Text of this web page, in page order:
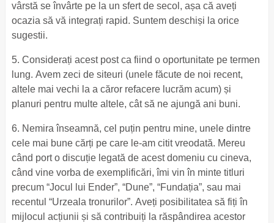
vârstă se învârte pe la un sfert de secol, așa că aveți
ocazia să vă integrați rapid. Suntem deschiși la orice
sugestii.
5. Considerați acest post ca fiind o oportunitate pe termen
lung. Avem zeci de siteuri (unele făcute de noi recent,
altele mai vechi la a căror refacere lucrăm acum) și
planuri pentru multe altele, cât să ne ajungă ani buni.
6. Nemira înseamnă, cel puțin pentru mine, unele dintre
cele mai bune cărți pe care le-am citit vreodată. Mereu
când port o discuție legată de acest domeniu cu cineva,
când vine vorba de exemplificări, îmi vin în minte titluri
precum “Jocul lui Ender”, “Dune”, “Fundația”, sau mai
recentul “Urzeala tronurilor”. Aveți posibilitatea să fiți în
mijlocul acțiunii și să contribuiți la răspândirea acestor